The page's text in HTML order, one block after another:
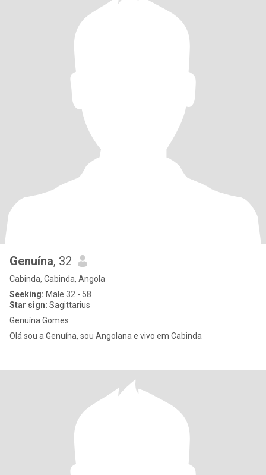
Genuína, 32
Cabinda, Cabinda, Angola
Seeking: Male 32 - 58
Star sign: Sagittarius
Genuína Gomes
Olá sou a Genuína, sou Angolana e vivo em Cabinda